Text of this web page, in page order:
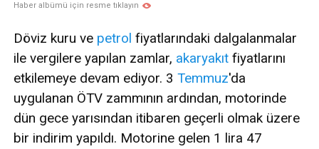
Haber albümü için resme tıklayın
Döviz kuru ve petrol fiyatlarındaki dalgalanmalar
ile vergilere yapılan zamlar, akaryakıt fiyatlarını
etkilemeye devam ediyor. 3 Temmuz'da
uygulanan ÖTV zammının ardından, motorinde
dün gece yarısından itibaren geçerli olmak üzere
bir indirim yapıldı. Motorine gelen 1 lira 47